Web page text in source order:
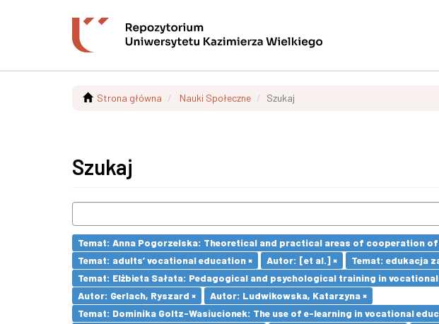
Strona główna Nauki Społeczne Szukaj
Szukaj
Temat: Anna Pogorzelska: Theoretical and practical areas of cooperation
Temat: adults’ vocational education ×
Autor: [et al.] ×
Temat: edukacja
Temat: Elżbieta Sałata: Pedagogical and psychological training in
Autor: Gerlach, Ryszard ×
Autor: Ludwikowska, Katarzyna ×
Temat: Dominika Goltz-Wasiucionek: The use of e-learning in vocational